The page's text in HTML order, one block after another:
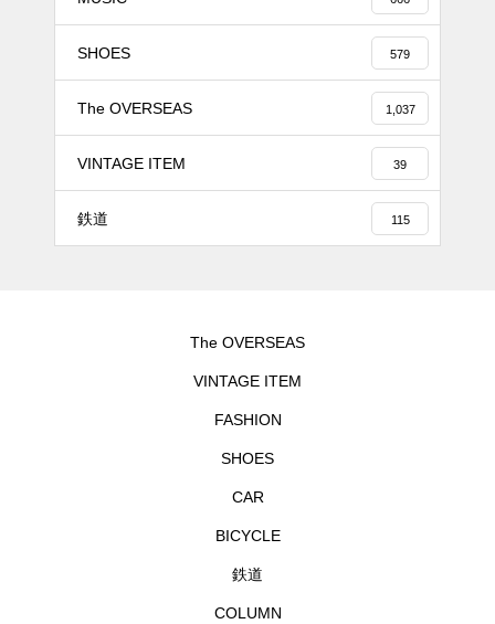
SHOES 579
The OVERSEAS 1,037
VINTAGE ITEM 39
鉄道 115
The OVERSEAS
VINTAGE ITEM
FASHION
SHOES
CAR
BICYCLE
鉄道
COLUMN